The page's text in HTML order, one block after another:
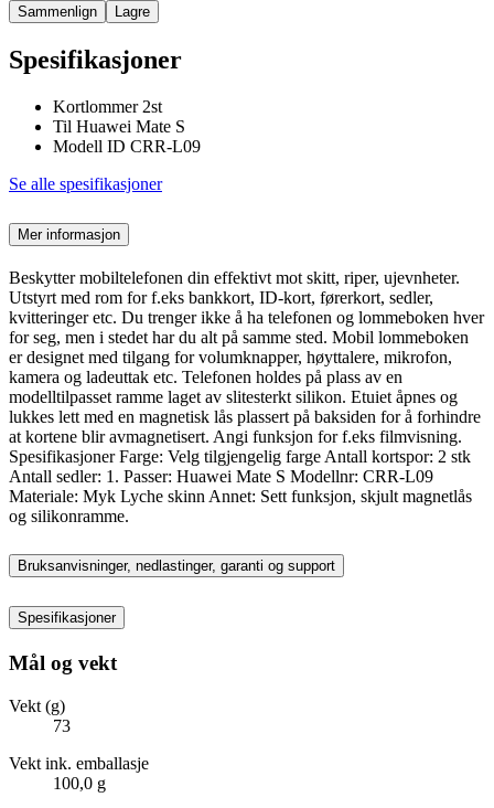
Sammenlign Lagre
Spesifikasjoner
Kortlommer 2st
Til Huawei Mate S
Modell ID CRR-L09
Se alle spesifikasjoner
Mer informasjon
Beskytter mobiltelefonen din effektivt mot skitt, riper, ujevnheter.
Utstyrt med rom for f.eks bankkort, ID-kort, førerkort, sedler,
kvitteringer etc. Du trenger ikke å ha telefonen og lommeboken hver
for seg, men i stedet har du alt på samme sted. Mobil lommeboken
er designet med tilgang for volumknapper, høyttalere, mikrofon,
kamera og ladeuttak etc. Telefonen holdes på plass av en
modelltilpasset ramme laget av slitesterkt silikon. Etuiet åpnes og
lukkes lett med en magnetisk lås plassert på baksiden for å forhindre
at kortene blir avmagnetisert. Angi funksjon for f.eks filmvisning.
Spesifikasjoner Farge: Velg tilgjengelig farge Antall kortspor: 2 stk
Antall sedler: 1. Passer: Huawei Mate S Modellnr: CRR-L09
Materiale: Myk Lyche skinn Annet: Sett funksjon, skjult magnetlås
og silikonramme.
Bruksanvisninger, nedlastinger, garanti og support
Spesifikasjoner
Mål og vekt
Vekt (g)
73
Vekt ink. emballasje
100,0 g